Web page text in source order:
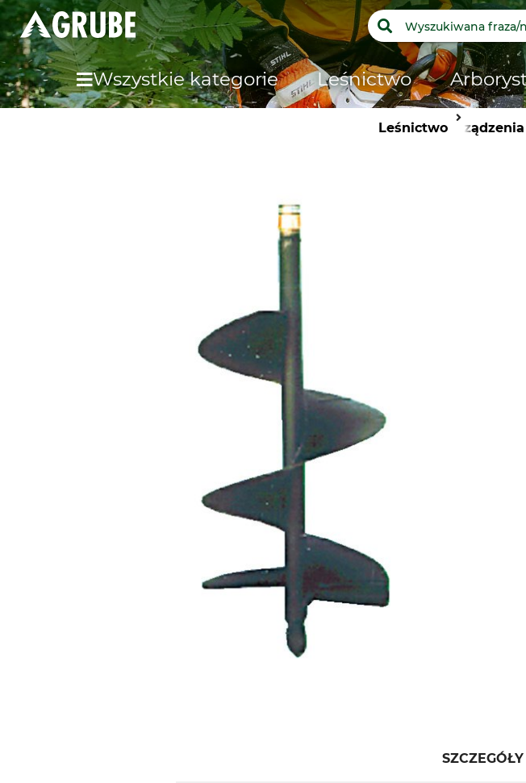
Wszystkie kategorie Leśnictwo
Leśnictwo